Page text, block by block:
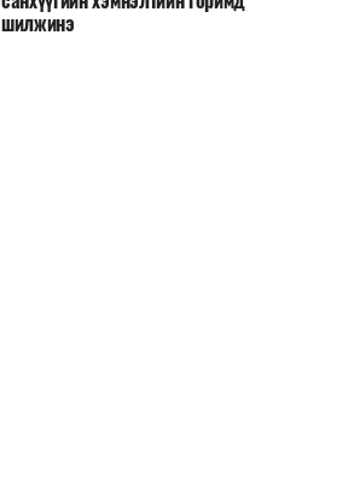
шилжинэ